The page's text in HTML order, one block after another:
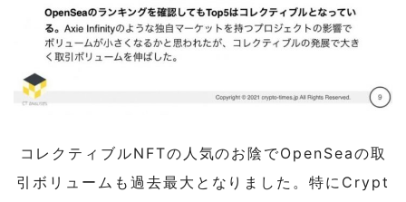
コレクティブルNFTの人気のお陰でOpenSeaの取
引ボリュームも過去最大となりました。特にCrypt